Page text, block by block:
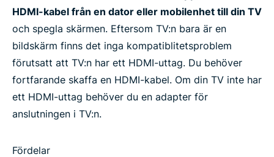
HDMI-kabel från en dator eller mobilenhet till din TV
och spegla skärmen. Eftersom TV:n bara är en
bildskärm finns det inga kompatiblitetsproblem
förutsatt att TV:n har ett HDMI-uttag. Du behöver
fortfarande skaffa en HDMI-kabel. Om din TV inte har
ett HDMI-uttag behöver du en adapter för
anslutningen i TV:n.
Fördelar